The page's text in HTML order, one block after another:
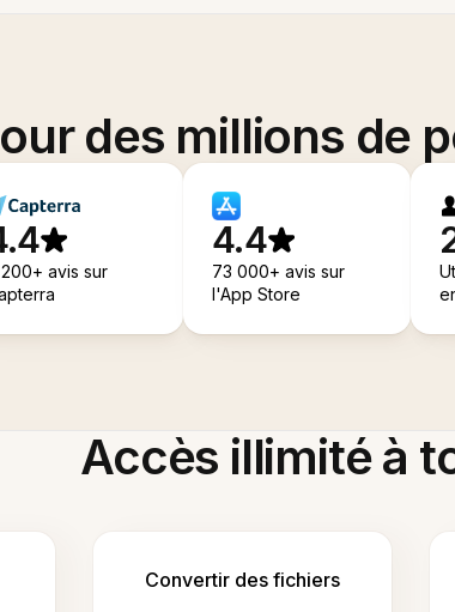
des millions de
avis sur
4.4
73 000+ avis sur
l'App Store
Accès illimité à
Convertir des fichiers